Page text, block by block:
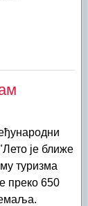
је ближе
туризма
преко 650